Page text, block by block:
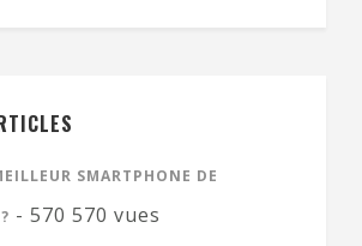
SMARTPHONE DE
- 570 570 vues